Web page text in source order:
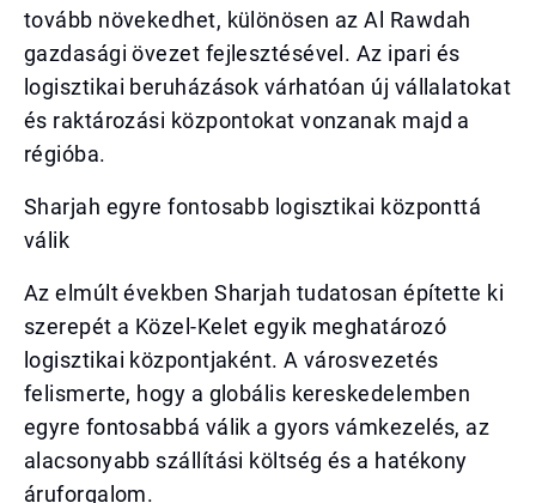
tovább növekedhet, különösen az Al Rawdah
gazdasági övezet fejlesztésével. Az ipari és
logisztikai beruházások várhatóan új vállalatokat
és raktározási központokat vonzanak majd a
régióba.
Sharjah egyre fontosabb logisztikai központtá
válik
Az elmúlt években Sharjah tudatosan építette ki
szerepét a Közel-Kelet egyik meghatározó
logisztikai központjaként. A városvezetés
felismerte, hogy a globális kereskedelemben
egyre fontosabbá válik a gyors vámkezelés, az
alacsonyabb szállítási költség és a hatékony
áruforgalom.